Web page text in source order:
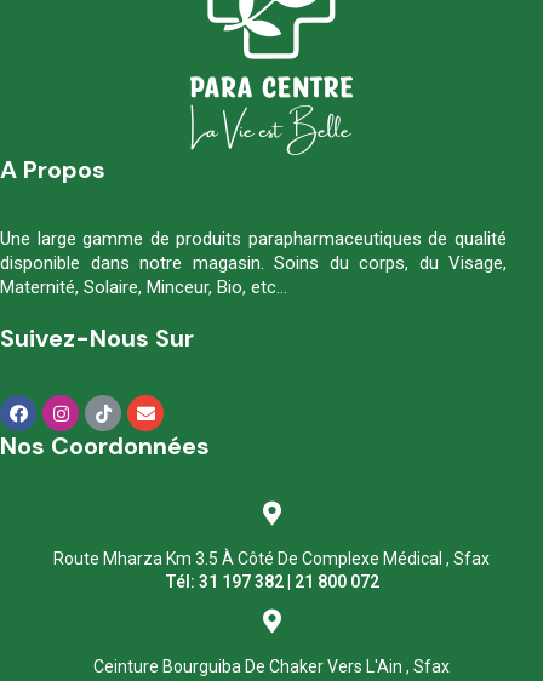
A Propos
Une large gamme de produits parapharmaceutiques de qualité
disponible dans notre magasin. Soins du corps, du Visage,
Maternité, Solaire, Minceur, Bio, etc…
Suivez-Nous Sur
Nos Coordonnées
Route Mharza Km 3.5 À Côté De Complexe Médical , Sfax
Tél: 31 197 382 | 21 800 072
Ceinture Bourguiba De Chaker Vers L'Ain , Sfax